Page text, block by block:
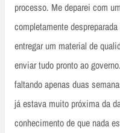
processo. Me deparei com
completamente
entregar um material de
enviar tudo pronto ao
faltando apenas duas
já estava muito próxima da
conhecimento de que nada